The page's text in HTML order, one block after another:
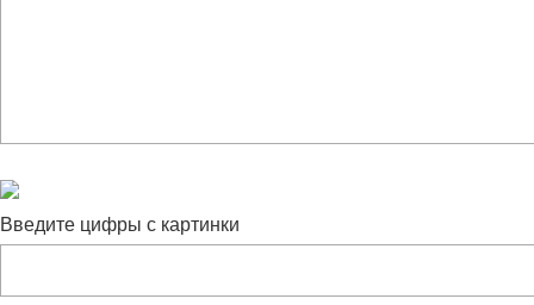
Введите цифры с картинки